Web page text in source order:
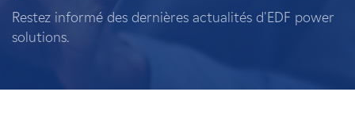
Propriétaires fonciers
Restez informé des dernières actualités d'EDF power
solutions.